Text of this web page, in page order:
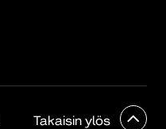
Takaisin ylös